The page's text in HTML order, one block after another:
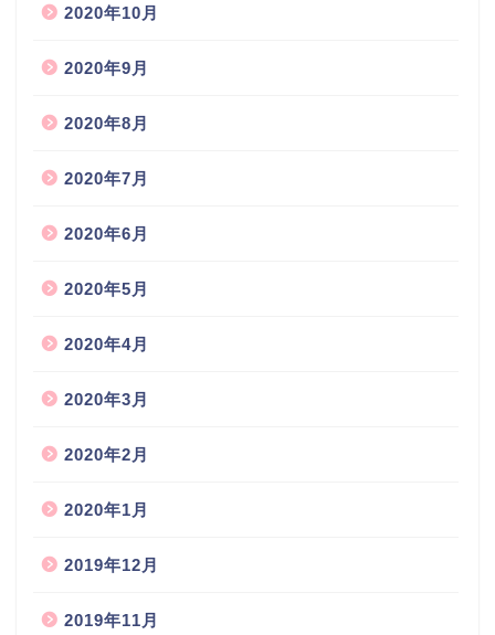
2020年10月
2020年9月
2020年8月
2020年7月
2020年6月
2020年5月
2020年4月
2020年3月
2020年2月
2020年1月
2019年12月
2019年11月